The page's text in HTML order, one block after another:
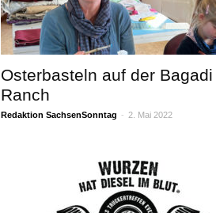
Osterbasteln auf der Bagadi
Ranch
Redaktion SachsenSonntag - 2. Mai 2022